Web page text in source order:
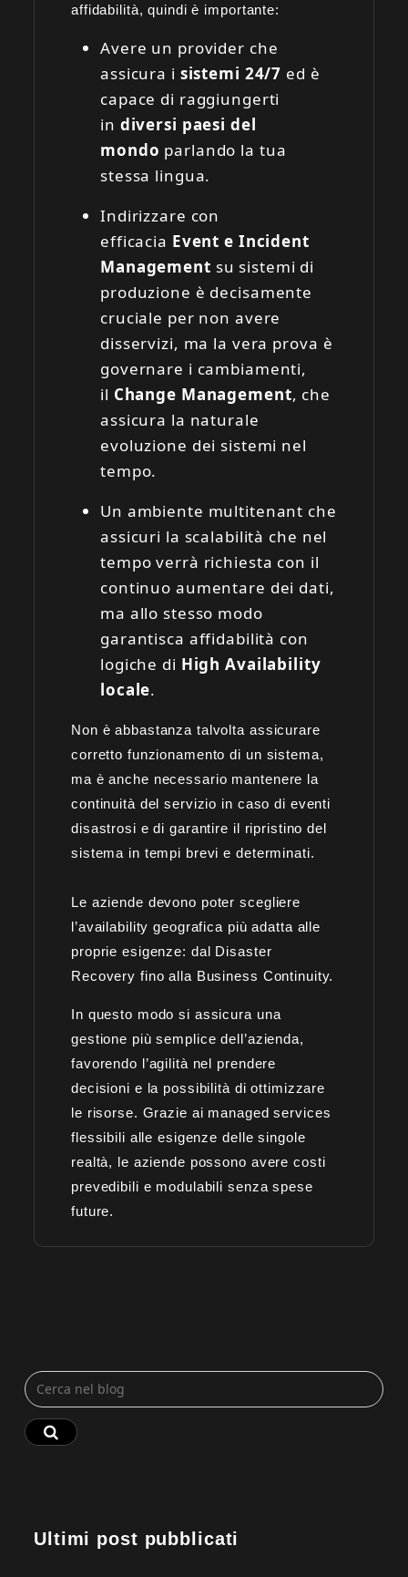
affidabilità, quindi è importante:
Avere un provider che
assicura i sistemi 24/7 ed è
capace di raggiungerti
in diversi paesi del
mondo parlando la tua
stessa lingua.
Indirizzare con
efficacia Event e Incident
Management su sistemi di
produzione è decisamente
cruciale per non avere
disservizi, ma la vera prova è
governare i cambiamenti,
il Change Management, che
assicura la naturale
evoluzione dei sistemi nel
tempo.
Un ambiente multitenant che
assicuri la scalabilità che nel
tempo verrà richiesta con il
continuo aumentare dei dati,
ma allo stesso modo
garantisca affidabilità con
logiche di High Availability
locale.
Non è abbastanza talvolta assicurare
corretto funzionamento di un sistema,
ma è anche necessario mantenere la
continuità del servizio in caso di eventi
disastrosi e di garantire il ripristino del
sistema in tempi brevi e determinati.
Le aziende devono poter scegliere
l’availability geografica più adatta alle
proprie esigenze: dal Disaster
Recovery fino alla Business Continuity.
In questo modo si assicura una
gestione più semplice dell’azienda,
favorendo l’agilità nel prendere
decisioni e la possibilità di ottimizzare
le risorse. Grazie ai managed services
flessibili alle esigenze delle singole
realtà, le aziende possono avere costi
prevedibili e modulabili senza spese
future.
Ultimi post pubblicati